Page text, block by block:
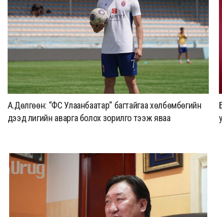
А.Дөлгөөн: “ФС Улаанбаатар” багтайгаа хөлбөмбөгийн
дээд лигийн аварга болох зорилго тээж яваа